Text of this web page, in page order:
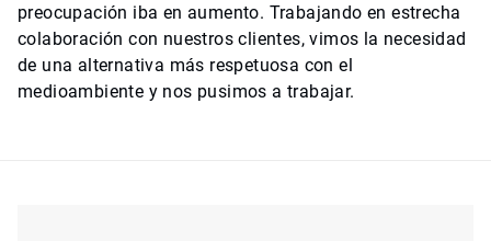
preocupación iba en aumento. Trabajando en estrecha
colaboración con nuestros clientes, vimos la necesidad
de una alternativa más respetuosa con el
medioambiente y nos pusimos a trabajar.